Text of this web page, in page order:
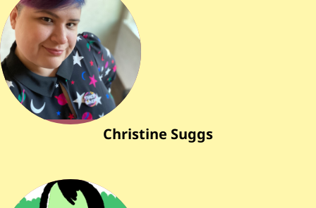
Christine Suggs